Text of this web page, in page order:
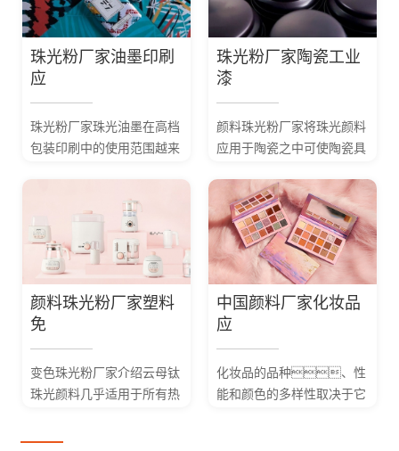
达到一定的保护作
用。
珠光粉厂家油墨印刷
应
珠光粉厂家珠光油墨在高档
包装印刷中的使用范围越来
域。
珠光粉厂家陶瓷工业
漆
颜料珠光粉厂家将珠光颜料
应用于陶瓷之中可使陶瓷具
其它生产和日常生活中也有
较多使用。如仿造
古铜色外貌、...
颜料珠光粉厂家塑料
免
变色珠光粉厂家介绍云母钛
珠光颜料几乎适用于所有热
中国颜料厂家化妆品
应
化妆品的品种、性
能和颜色的多样性取决于它